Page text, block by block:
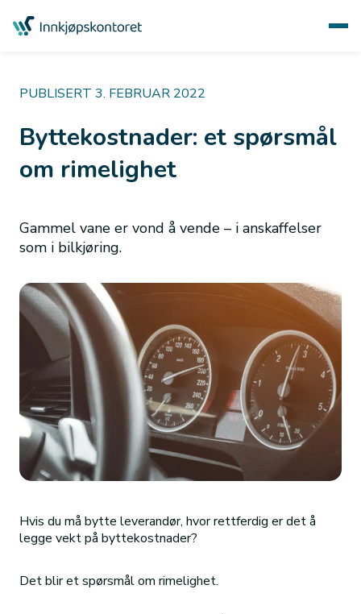
PUBLISERT 3. FEBRUAR 2022
Byttekostnader: et spørsmål
om rimelighet
Gammel vane er vond å vende – i anskaffelser
som i bilkjøring.
Hvis du må bytte leverandør, hvor rettferdig er det å
legge vekt på byttekostnader?
Det blir et spørsmål om rimelighet.